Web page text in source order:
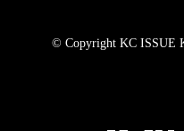
© Copyright KC ISSUE